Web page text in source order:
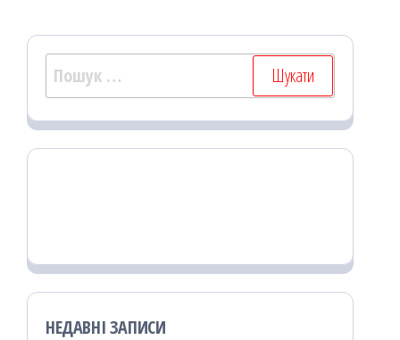
Пошук:
НЕДАВНІ ЗАПИСИ